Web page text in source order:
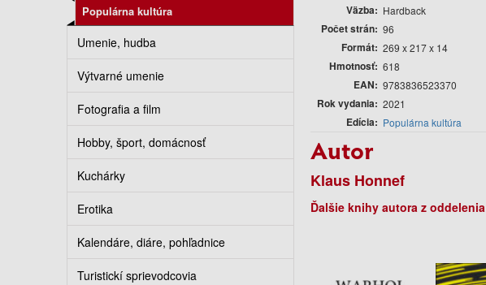
Populárna kultúra
Umenie, hudba
Výtvarné umenie
Fotografia a film
Hobby, šport, domácnosť
Kuchárky
Erotika
Kalendáre, diáre, pohľadnice
Turistickí sprievodcovia
Väzba Hardback
Počet strán 96
Formát 269 x 217 x 14
Hmotnosť 618
EAN 9783836523370
Rok vydania 2021
Edícia Populárna kultúra
Autor
Klaus Honnef
Ďalšie knihy autora z oddelenia